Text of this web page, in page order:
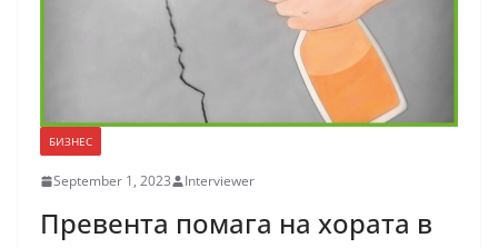
БИЗНЕС
September 1, 2023 Interviewer
Превента помага на хората в